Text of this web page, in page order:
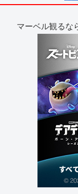
マーベル観るな